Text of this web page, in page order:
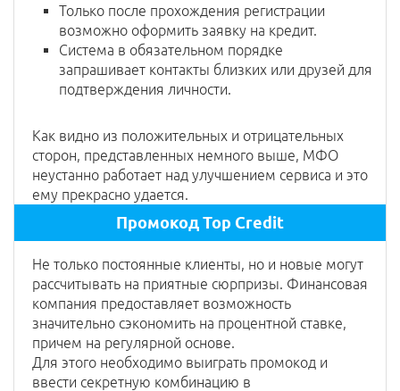
Только после прохождения регистрации
возможно оформить заявку на кредит.
Система в обязательном порядке
запрашивает контакты близких или друзей для
подтверждения личности.
Как видно из положительных и отрицательных
сторон, представленных немного выше, МФО
неустанно работает над улучшением сервиса и это
ему прекрасно удается.
Промокод Top Credit
Не только постоянные клиенты, но и новые могут
рассчитывать на приятные сюрпризы. Финансовая
компания предоставляет возможность
значительно сэкономить на процентной ставке,
причем на регулярной основе.
Для этого необходимо выиграть промокод и
ввести секретную комбинацию в